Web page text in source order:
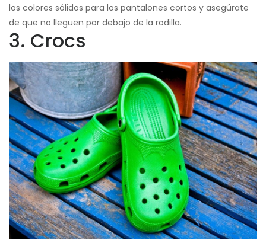
los colores sólidos para los pantalones cortos y asegúrate
de que no lleguen por debajo de la rodilla.
3. Crocs